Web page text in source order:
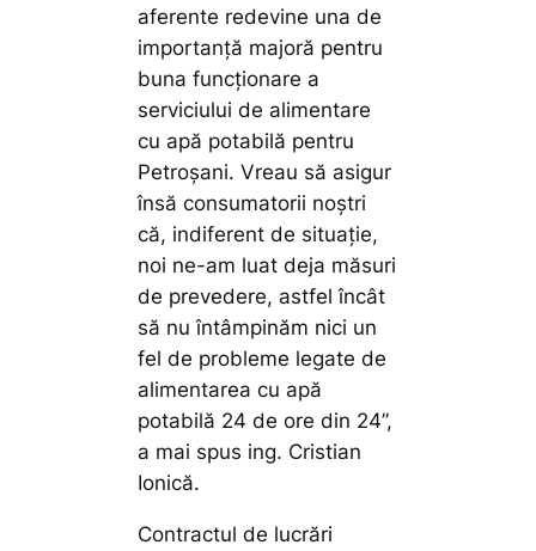
aferente redevine una de
importanță majoră pentru
buna funcționare a
serviciului de alimentare
cu apă potabilă pentru
Petroșani. Vreau să asigur
însă consumatorii noștri
că, indiferent de situație,
noi ne-am luat deja măsuri
de prevedere, astfel încât
să nu întâmpinăm nici un
fel de probleme legate de
alimentarea cu apă
potabilă 24 de ore din 24”,
a mai spus ing. Cristian
Ionică.
Contractul de lucrări